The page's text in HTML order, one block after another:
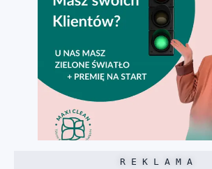
R E K L A M A